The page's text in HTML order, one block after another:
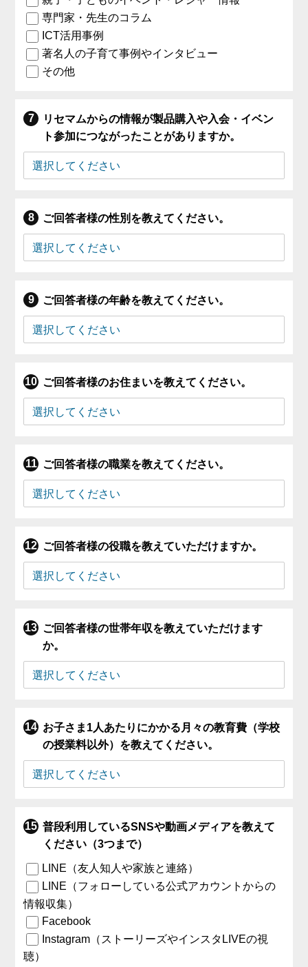
専門家・先生のコラム
ICT活用事例
著名人の子育て事例やインタビュー
その他
リセマムからの情報が製品購入や入会・イベン
ト参加につながったことがありますか。
ご回答者様の性別を教えてください。
ご回答者様の年齢を教えてください。
ご回答者様のお住まいを教えてください。
ご回答者様の職業を教えてください。
ご回答者様の役職を教えていただけますか。
ご回答者様の世帯年収を教えていただけます
か。
お子さま1人あたりにかかる月々の教育費（学校
の授業料以外）を教えてください。
普段利用しているSNSや動画メディアを教えて
ください（3つまで）
LINE（友人知人や家族と連絡）
LINE（フォローしている公式アカウントからの
情報収集）
Facebook
Instagram（ストーリーズやインスタLIVEの視
聴）